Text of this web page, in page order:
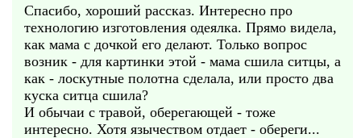
Спасибо, хороший рассказ. Интересно про
технологию изготовления одеялка. Прямо видела,
как мама с дочкой его делают. Только вопрос
возник - для картинки этой - мама сшила ситцы, а
как - лоскутные полотна сделала, или просто два
куска ситца сшила?
И обычаи с травой, оберегающей - тоже
интересно. Хотя язычеством отдает - обереги...